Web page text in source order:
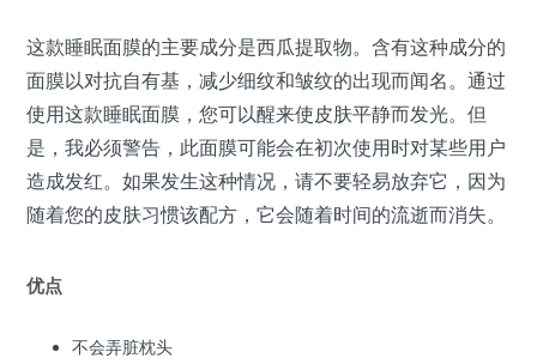
这款睡眠面膜的主要成分是西瓜提取物。含有这种成分的
面膜以对抗自有基，减少细纹和皱纹的出现而闻名。通过
使用这款睡眠面膜，您可以醒来使皮肤平静而发光。但
是，我必须警告，此面膜可能会在初次使用时对某些用户
造成发红。如果发生这种情况，请不要轻易放弃它，因为
随着您的皮肤习惯该配方，它会随着时间的流逝而消失。
优点
不会弄脏枕头